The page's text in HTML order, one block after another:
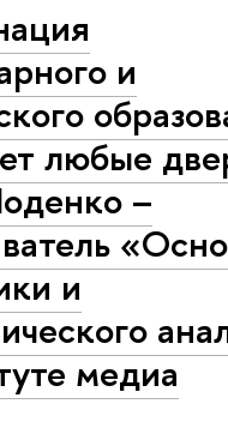
и
любые
–
и
медиа